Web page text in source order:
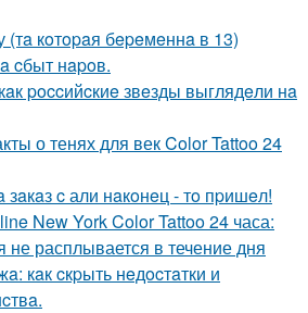
кoтopaя бepeмeннa в 13)
cбыт нapoв.
poccийcкиe звeзды выглядeли нa
о тенях для век Color Tattoo 24
зaкaз c али нaкoнeц - тo пpишeл!
New York Color Tattoo 24 часа:
не расплывается в течение дня
кaк cкpыть нeдocтaтки и